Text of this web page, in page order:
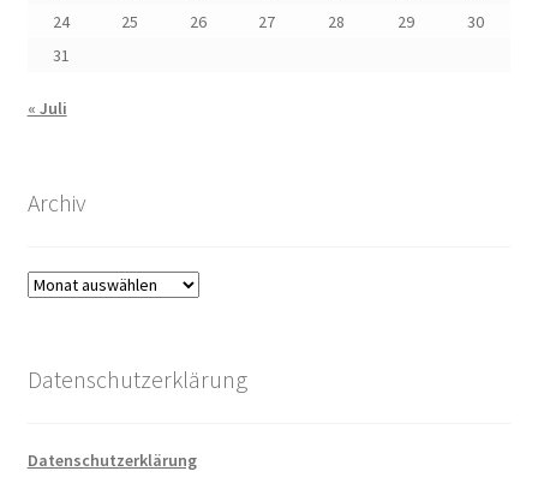
24
25 26 27 28 29
30
31
« Juli
Archiv
Archiv
Datenschutzerklärung
Datenschutzerklärung